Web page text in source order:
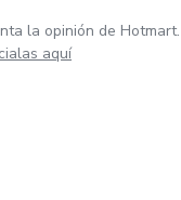
la opinión de Hotmart.
aquí